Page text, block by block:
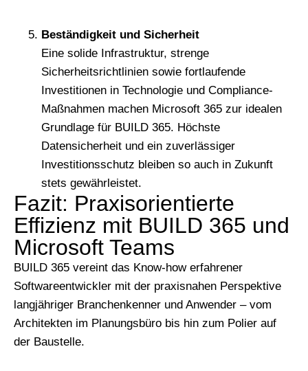
Beständigkeit und Sicherheit
Eine solide Infrastruktur, strenge
Sicherheitsrichtlinien sowie fortlaufende
Investitionen in Technologie und Compliance-
Maßnahmen machen Microsoft 365 zur idealen
Grundlage für BUILD 365. Höchste
Datensicherheit und ein zuverlässiger
Investitionsschutz bleiben so auch in Zukunft
stets gewährleistet.
Fazit: Praxisorientierte
Effizienz mit BUILD 365 und
Microsoft Teams
BUILD 365 vereint das Know-how erfahrener
Softwareentwickler mit der praxisnahen Perspektive
langjähriger Branchenkenner und Anwender – vom
Architekten im Planungsbüro bis hin zum Polier auf
der Baustelle.